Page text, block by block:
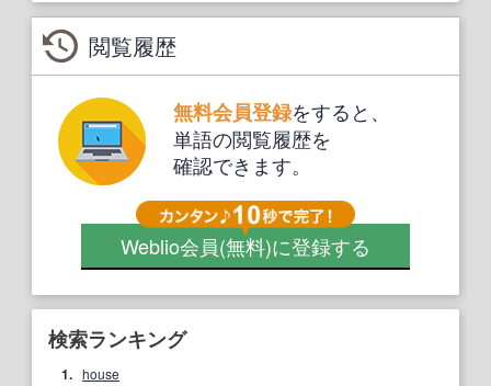
閲覧履歴
無料会員登録をすると、
単語の閲覧履歴を
確認できます。
Weblio会員(無料)に登録する
検索ランキング
1. house